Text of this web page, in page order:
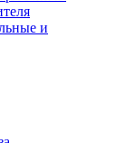
и